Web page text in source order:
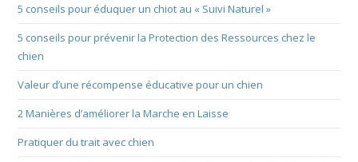
5 conseils pour éduquer un chiot au « Suivi Naturel »
5 conseils pour prévenir la Protection des Ressources chez le
chien
Valeur d’une récompense éducative pour un chien
2 Manières d’améliorer la Marche en Laisse
Pratiquer du trait avec chien